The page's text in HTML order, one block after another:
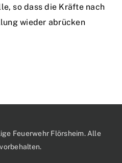
so dass die Kräfte nach
wieder abrücken
Feuerwehr Flörsheim. Alle